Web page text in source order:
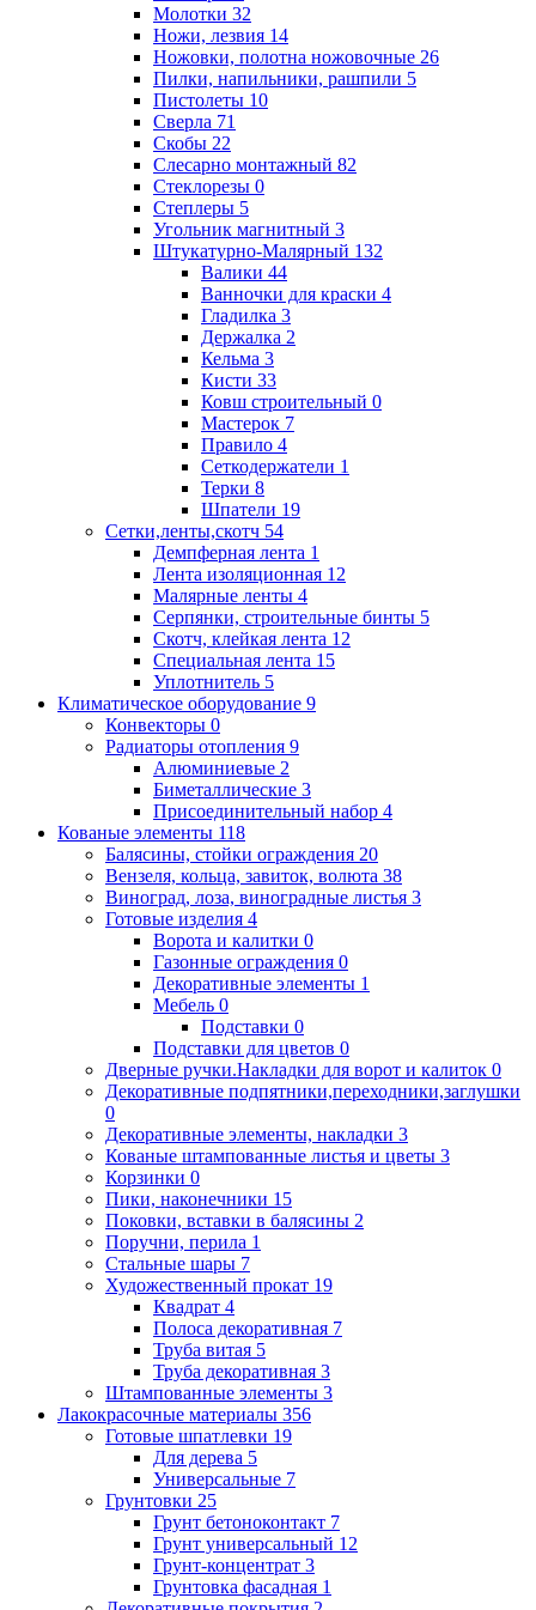
Молотки 32
Ножи, лезвия 14
Ножовки, полотна ножовочные 26
Пилки, напильники, рашпили 5
Пистолеты 10
Сверла 71
Скобы 22
Слесарно монтажный 82
Стеклорезы 0
Степлеры 5
Угольник магнитный 3
Штукатурно-Малярный 132
Валики 44
Ванночки для краски 4
Гладилка 3
Держалка 2
Кельма 3
Кисти 33
Ковш строительный 0
Мастерок 7
Правило 4
Сеткодержатели 1
Терки 8
Шпатели 19
Сетки,ленты,скотч 54
Демпферная лента 1
Лента изоляционная 12
Малярные ленты 4
Серпянки, строительные бинты 5
Скотч, клейкая лента 12
Специальная лента 15
Уплотнитель 5
Климатическое оборудование 9
Конвекторы 0
Радиаторы отопления 9
Алюминиевые 2
Биметаллические 3
Присоединительный набор 4
Кованые элементы 118
Балясины, стойки ограждения 20
Вензеля, кольца, завиток, волюта 38
Виноград, лоза, виноградные листья 3
Готовые изделия 4
Ворота и калитки 0
Газонные ограждения 0
Декоративные элементы 1
Мебель 0
Подставки 0
Подставки для цветов 0
Дверные ручки.Накладки для ворот и калиток 0
Декоративные подпятники,переходники,заглушки
0
Декоративные элементы, накладки 3
Кованые штампованные листья и цветы 3
Корзинки 0
Пики, наконечники 15
Поковки, вставки в балясины 2
Поручни, перила 1
Стальные шары 7
Художественный прокат 19
Квадрат 4
Полоса декоративная 7
Труба витая 5
Труба декоративная 3
Штампованные элементы 3
Лакокрасочные материалы 356
Готовые шпатлевки 19
Для дерева 5
Универсальные 7
Грунтовки 25
Грунт бетоноконтакт 7
Грунт универсальный 12
Грунт-концентрат 3
Грунтовка фасадная 1